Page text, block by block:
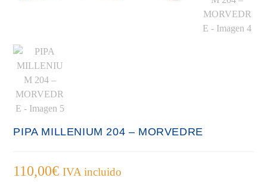
PIPA MILLENIUM 204 – MORVEDRE
110,00€ IVA incluido